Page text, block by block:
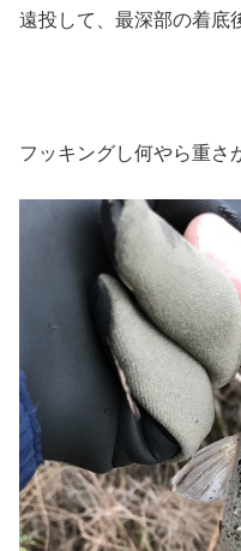
遠投して、最深部の着底
フッキングし何やら重さ